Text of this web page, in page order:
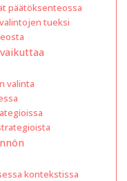
päätöksenteossa
tueksi
valinta
kontekstissa